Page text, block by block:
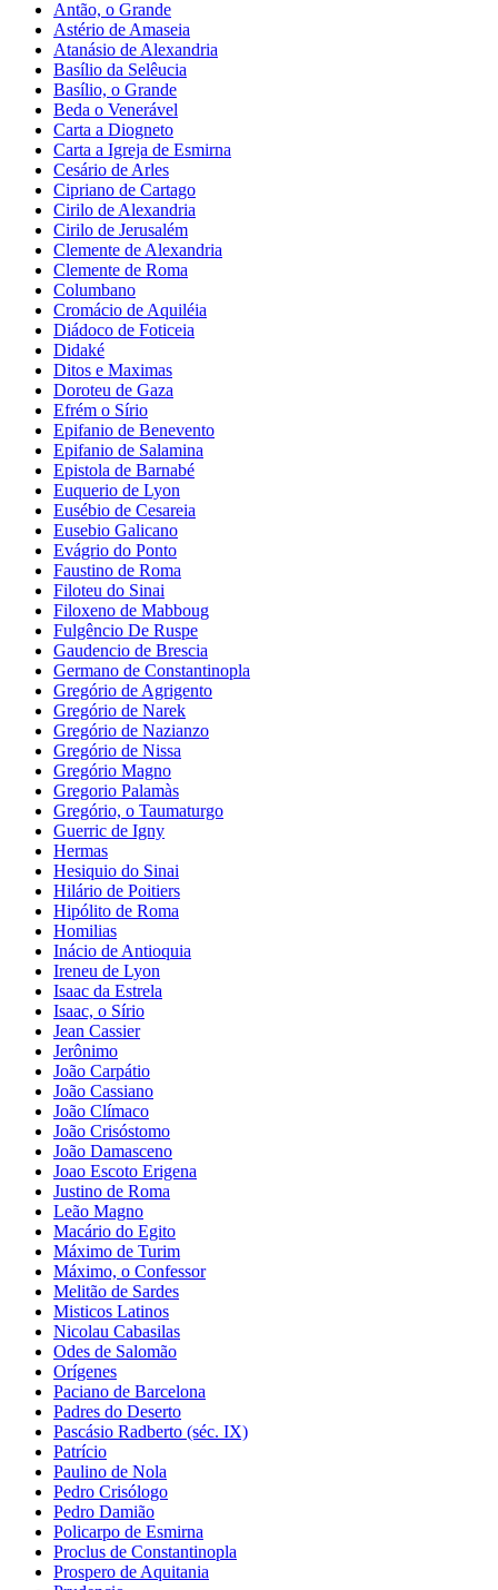
Antão, o Grande
Astério de Amaseia
Atanásio de Alexandria
Basílio da Selêucia
Basílio, o Grande
Beda o Venerável
Carta a Diogneto
Carta a Igreja de Esmirna
Cesário de Arles
Cipriano de Cartago
Cirilo de Alexandria
Cirilo de Jerusalém
Clemente de Alexandria
Clemente de Roma
Columbano
Cromácio de Aquiléia
Diádoco de Foticeia
Didaké
Ditos e Maximas
Doroteu de Gaza
Efrém o Sírio
Epifanio de Benevento
Epifanio de Salamina
Epistola de Barnabé
Euquerio de Lyon
Eusébio de Cesareia
Eusebio Galicano
Evágrio do Ponto
Faustino de Roma
Filoteu do Sinai
Filoxeno de Mabboug
Fulgêncio De Ruspe
Gaudencio de Brescia
Germano de Constantinopla
Gregório de Agrigento
Gregório de Narek
Gregório de Nazianzo
Gregório de Nissa
Gregório Magno
Gregorio Palamàs
Gregório, o Taumaturgo
Guerric de Igny
Hermas
Hesiquio do Sinai
Hilário de Poitiers
Hipólito de Roma
Homilias
Inácio de Antioquia
Ireneu de Lyon
Isaac da Estrela
Isaac, o Sírio
Jean Cassier
Jerônimo
João Carpátio
João Cassiano
João Clímaco
João Crisóstomo
João Damasceno
Joao Escoto Erigena
Justino de Roma
Leão Magno
Macário do Egito
Máximo de Turim
Máximo, o Confessor
Melitão de Sardes
Misticos Latinos
Nicolau Cabasilas
Odes de Salomão
Orígenes
Paciano de Barcelona
Padres do Deserto
Pascásio Radberto (séc. IX)
Patrício
Paulino de Nola
Pedro Crisólogo
Pedro Damião
Policarpo de Esmirna
Proclus de Constantinopla
Prospero de Aquitania